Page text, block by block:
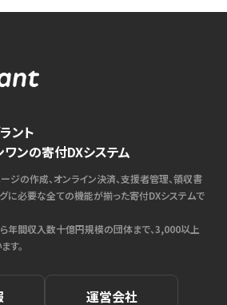
ント
ンの寄付DXシステム
ジの作成、オンライン決済、支援者管理、領収書
に必要な全ての機能が揃った寄付DXシステムで
年間収入数十億円規模の団体まで、3,000以上
す。
運営会社